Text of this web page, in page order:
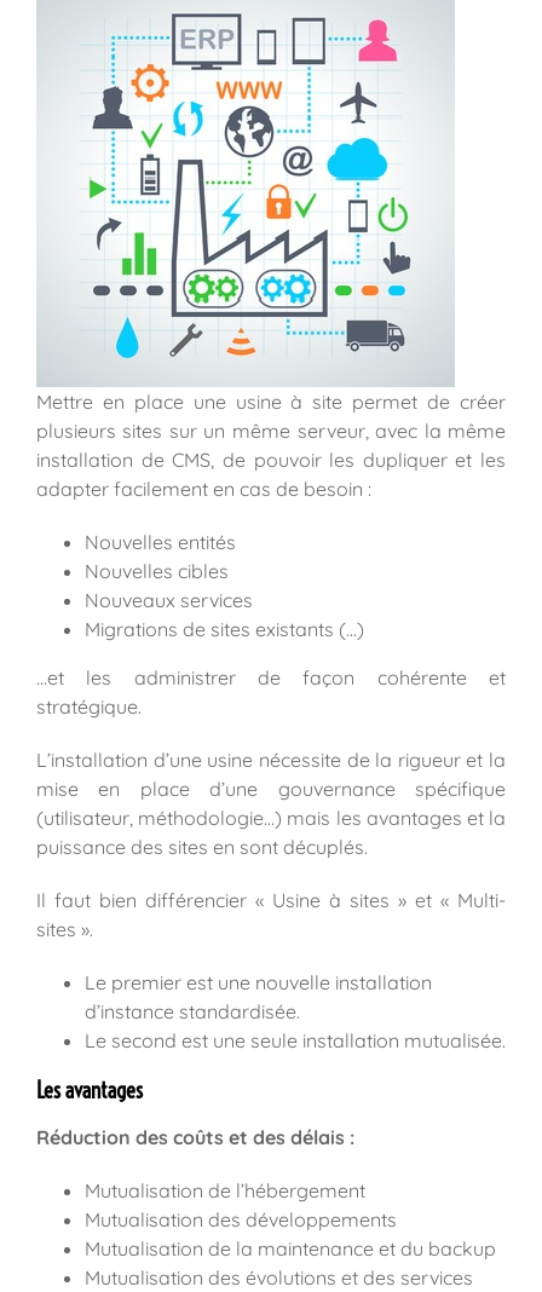
Mettre en place une usine à site permet de créer
plusieurs sites sur un même serveur, avec la même
installation de CMS, de pouvoir les dupliquer et les
adapter facilement en cas de besoin :
Nouvelles entités
Nouvelles cibles
Nouveaux services
Migrations de sites existants (…)
…et les administrer de façon cohérente et
stratégique.
L’installation d’une usine nécessite de la rigueur et la
mise en place d’une gouvernance spécifique
(utilisateur, méthodologie…) mais les avantages et la
puissance des sites en sont décuplés.
Il faut bien différencier « Usine à sites » et « Multi-
sites ».
Le premier est une nouvelle installation
d’instance standardisée.
Le second est une seule installation mutualisée.
Les avantages
Réduction des coûts et des délais :
Mutualisation de l’hébergement
Mutualisation des développements
Mutualisation de la maintenance et du backup
Mutualisation des évolutions et des services